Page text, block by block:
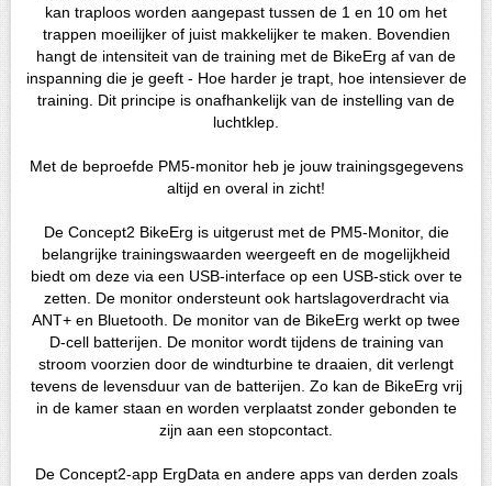
kan traploos worden aangepast tussen de 1 en 10 om het
trappen moeilijker of juist makkelijker te maken. Bovendien
hangt de intensiteit van de training met de BikeErg af van de
inspanning die je geeft - Hoe harder je trapt, hoe intensiever de
training. Dit principe is onafhankelijk van de instelling van de
luchtklep.
Met de beproefde PM5-monitor heb je jouw trainingsgegevens
altijd en overal in zicht!
De Concept2 BikeErg is uitgerust met de PM5-Monitor, die
belangrijke trainingswaarden weergeeft en de mogelijkheid
biedt om deze via een USB-interface op een USB-stick over te
zetten. De monitor ondersteunt ook hartslagoverdracht via
ANT+ en Bluetooth. De monitor van de BikeErg werkt op twee
D-cell batterijen. De monitor wordt tijdens de training van
stroom voorzien door de windturbine te draaien, dit verlengt
tevens de levensduur van de batterijen. Zo kan de BikeErg vrij
in de kamer staan en worden verplaatst zonder gebonden te
zijn aan een stopcontact.
De Concept2-app ErgData en andere apps van derden zoals